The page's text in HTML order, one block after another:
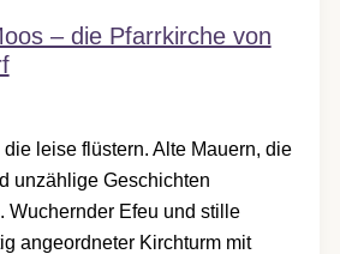
– die Pfarrkirche von
leise flüstern. Alte Mauern, die
unzählige Geschichten
Wuchernder Efeu und stille
angeordneter Kirchturm mit